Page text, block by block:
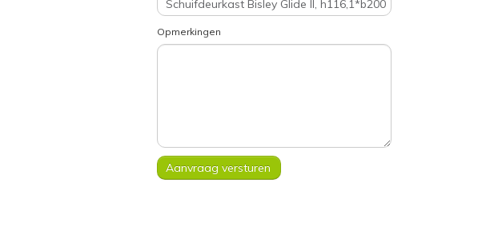
Opmerkingen